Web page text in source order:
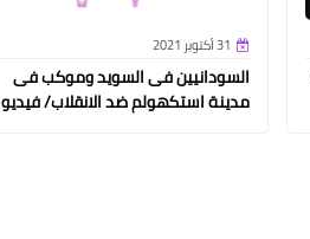
31 أكتوبر 2021
السودانيين فى السويد وموكب فى
مدينة استكهولم ضد الانقلاب/ فيديو